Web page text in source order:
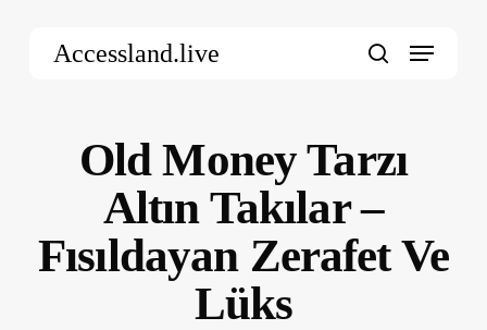
Accessland.live Menu
Old Money Tarzı
Altın Takılar –
Fısıldayan Zerafet Ve
Lüks